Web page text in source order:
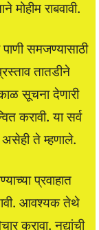
मोहीम राबवावी.
समजण्यासाठी
तातडीने
सूचना देणारी
करावी. या सर्व
असेही ते म्हणाले.
प्रवाहात
आवश्यक तेथे
करावा. नद्यांची